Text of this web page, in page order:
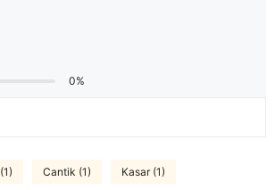
0%
Cantik (1) Kasar (1)